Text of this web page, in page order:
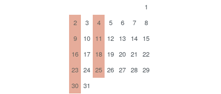
1
2
3 4 5 6 7
8
9
10 11 12 13 14 15
16 17 18 19 20 21
22
23 24 25 26 27 28 29
30 31